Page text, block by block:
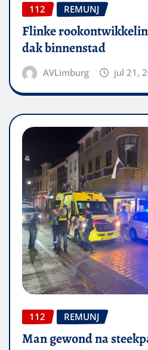
112 REMUNJ
Flinke
dak binnenstad
AVLimburg jul 21,
112 REMUNJ
Man gewond na